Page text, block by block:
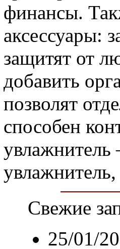
финансы.
аксессуары:
защитят от
добавить
позволят
способен
увлажнитель
Свежие
25/01/